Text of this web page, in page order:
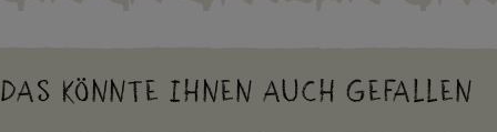
DAS KÖNNTE IHNEN AUCH GEFALLEN